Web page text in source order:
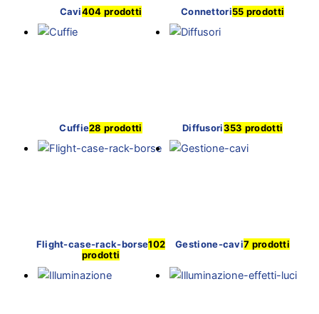
Cavi404 prodotti Connettori55 prodotti
Cuffie28 prodotti Diffusori353 prodotti
Flight-case-rack-borse102
prodotti
Gestione-cavi7 prodotti